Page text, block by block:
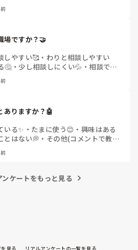
場ですか？🤝
しやすい🥰 ・ わりと相談しやすい
🤔 ・少し相談しにくい💦 ・相談でき
ありますか？🤖
いる✨ ・ たまに使う😊 ・ 興味はある
とはない💭 ・ その他(コメントで教え
ンケートをもっと見る
見る リアルアンケートの一覧を見る